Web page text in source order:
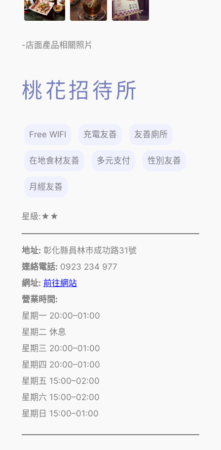
-店面產品相關照片
桃花招待所
Free WIFI 充電友善 友善廁所
在地食材友善 多元支付 性別友善
月經友善
星級:★★
地址: 彰化縣員林市成功路31號
連絡電話: 0923 234 977
網址: 前往網站
營業時間:
星期一 20:00–01:00
星期二 休息
星期三 20:00–01:00
星期四 20:00–01:00
星期五 15:00–02:00
星期六 15:00–02:00
星期日 15:00–01:00